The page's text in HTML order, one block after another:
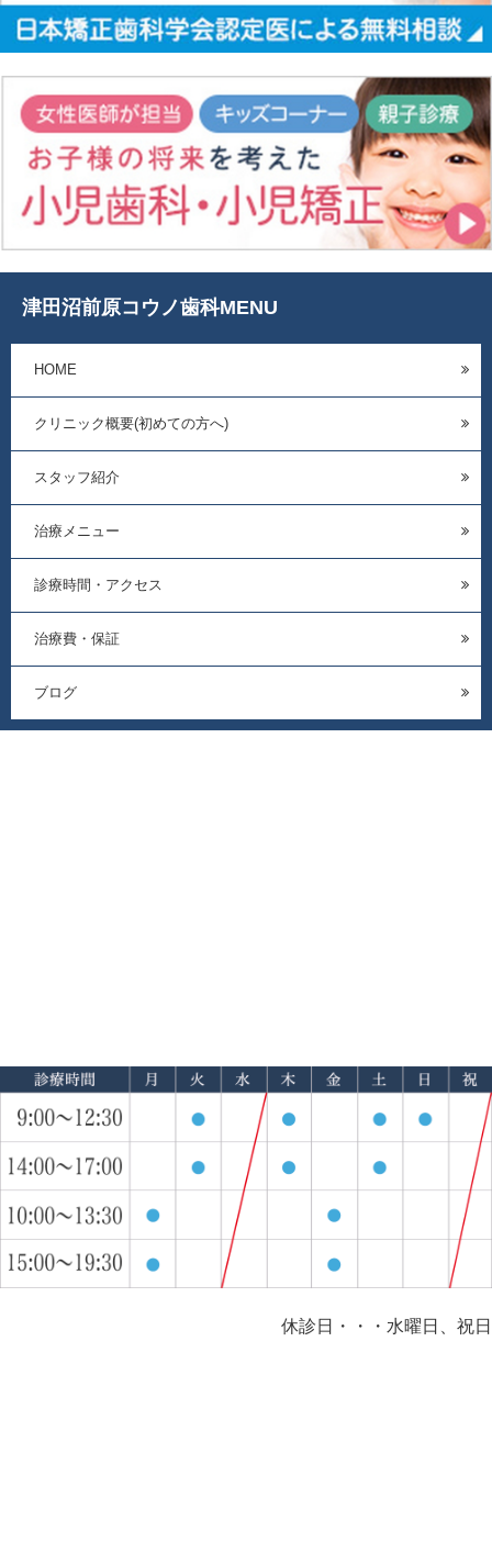
津田沼前原コウノ歯科MENU
HOME
クリニック概要(初めての方へ)
スタッフ紹介
治療メニュー
診療時間・アクセス
治療費・保証
ブログ
休診日・・・水曜日、祝日